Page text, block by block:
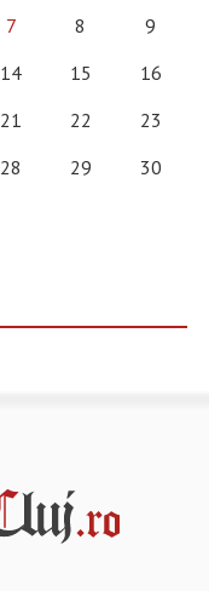
7 8
9
14 15
16
21 22
23
28 29
30